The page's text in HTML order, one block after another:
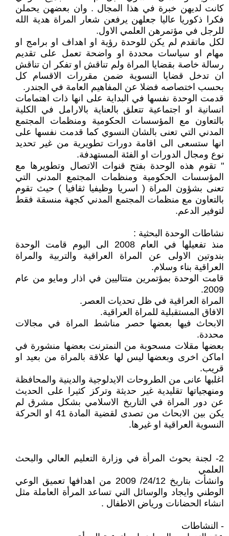
كانت لديهن خبرة في هذا المجال . وان بعضهن يحملن
فكرا ذكوريا عاليا جعلهن يرفعن شعار المراة هدية الله
للرجل في مؤتمرهن العلمي الاول.
لكل ماتقدم لم يكن للوحدة رؤية او اهداف او برامج او
مهام او سياسات محددة او واضحة تعمل على تقديم
رسالة خاصة بقضايا المراة ولم تناقش او تفكر ان تناقش
ان تدخل قضايا النسوية ضمن مقررات الاقسام كل
بحسب اختصاصه فضلا عن المفاهيم العامة في الجندر.
قدمت الوحدة نفسها في البداية على انها ذات اهتمامات
انسانية او اجتماعية تتعلق بالعناية بالارامل في الكلية
بالتعاون مع المؤسسات الحكومية ومنظمات المجتمع
المدني التي تعنى بالشان النسوي كما قدمت نفسها على
انها ستسعى الى اقامة دورات تطويرية من غير تحديد
نوع ومجال الدورات او الفئة المستهدفة.
" تقوم هذه الوحدة بفتح قنوات الاتصال وتطويرها مع
المؤسسات الحكومية ومنظمات المجتمع المدني التي
تعنى بشؤون المراة ( اسريا وظيفيا ثقافيا ) حيث تقوم
بالتعاون مع منظمات المجتمع المدني كجهة منسقة فقط
لتوفير الدعم.
نشاطات الوحدة البحثية :
منذ تفعيلها في العام 2008 الى اليوم قامت الوحدة
بندوتين الاولى عن المراة العراقية والتربية والمراة
العراقية بناء وسلام.
قامت الوحدة بمؤتمرين متتاليين في اذار ومايو من عام
2009.
المراة العراقية في ظل تحديات العصر.
الافاق المستقبلية للمراة العراقية.
الابحاث فيها بعضها حصر مناشط المراة في مجالات
محددة.
بعضها مقلات مسحوبة من النمترنت بعضها منشورة في
اماكن اخرى وبعضها ليس لها علاقة بالمراة من بعيد او
قريب.
اغلبها عانى من الطروحات الايدلوجية والدينية والمحافظة
ومنهجياتها تقليدية غير حديثة وتركز كثيرا على الحديث
عن دور المراة في التاريخ الاسلامي بشكل مشرق لم
يكن بين الابحاث من تصدى لقضية المادة 41 او الحركة
النسوية العراقية او غيرها.
2- لجنة بحوث المرأة في وزارة التعليم العالي والبحث
العلمي
وانشأت بتاريخ 24/12/ 2009 من اهدافها تعميق الوعي
الوطني وايجاد والوسائل التي تساعد المرأة العاملة مثل
انشاء الحضانات ورياض الاطفال .
- النشاطات